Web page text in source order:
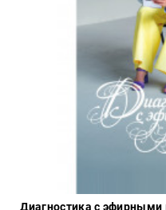
Диагностика с